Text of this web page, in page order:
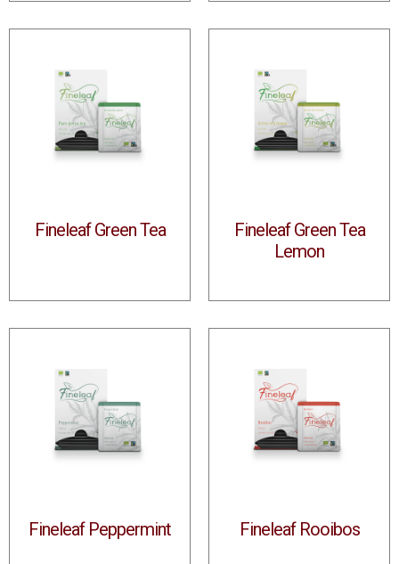
Fineleaf Green Tea
Fineleaf Green Tea
Lemon
Fineleaf Peppermint Fineleaf Rooibos